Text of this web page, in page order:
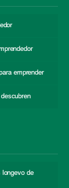
emprender
longevo de